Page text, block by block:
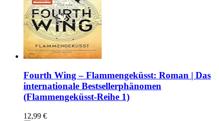
Fourth Wing – Flammengeküsst: Roman | Das
internationale Bestsellerphänomen
(Flammengeküsst-Reihe 1)
12,99 €